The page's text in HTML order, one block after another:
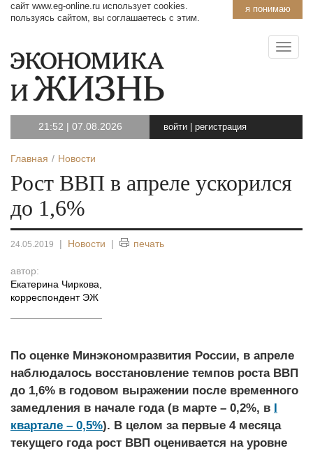
я понимаю
сайт www.eg-online.ru использует cookies.
пользуясь сайтом, вы соглашаетесь с этим.
21:52 | 07.08.2026 войти регистрация
Главная Новости
Рост ВВП в апреле ускорился
до 1,6%
24.05.2019 | Новости | печать
автор:
Екатерина Чиркова
корреспондент ЭЖ
По оценке Минэкономразвития России, в апреле
наблюдалось восстановление темпов роста ВВП
до 1,6% в годовом выражении после временного
замедления в начале года (в марте – 0,2%, в I
квартале – 0,5%). В целом за первые 4 месяца
текущего года рост ВВП оценивается на уровне